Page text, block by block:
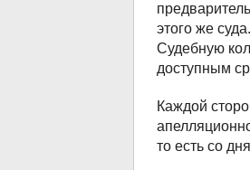
этого же
Судебную
доступным
Каждой
то есть со